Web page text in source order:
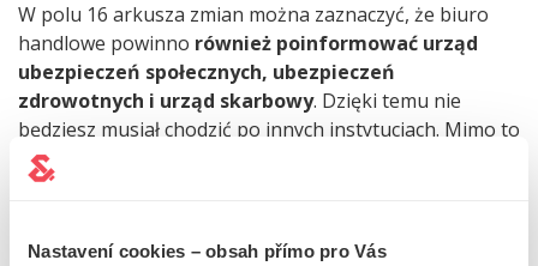
Nastavení cookies – obsah přímo pro Vás
W polu 16 arkusza zmian można zaznaczyć, że biuro
handlowe powinno również poinformować urząd
ubezpieczeń społecznych, ubezpieczeń
zdrowotnych i urząd skarbowy. Dzięki temu nie
będziesz musiał chodzić po innych instytucjach. Mimo to
należy później sprawdzić, czy
odebrane